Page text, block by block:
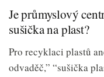
Je průmyslový
sušička na plast?
Pro recyklaci plastů
odvaděč,” “sušička